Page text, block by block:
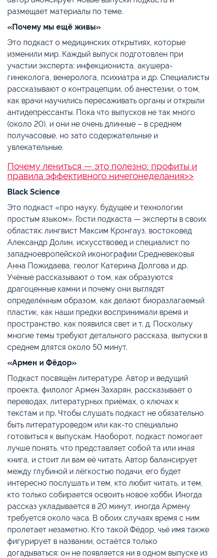
размещает материалы по теме.
«Почему мы ещё живы»
Это подкаст о медицинских открытиях, которые
изменили мир. Каждый выпуск подготовлен при
участии эксперта: инфекциониста, акушера-
гинеколога, венеролога, психиатра и др. Специалисты
рассказывают о контрацепции, об анестезии, о том,
как врачи научились пересаживать органы и открыли
антидепрессанты. Пока что выпусков не так много
(около 20), и они не очень длинные – в среднем
получасовые, но зато содержательные и
увлекательные.
Почему лениться — это полезно: профиты и
правила эффективного ничегонеделания>>
Black Science
Это подкаст «про науку, будущее и технологии
простым языком». Гости подкаста — эксперты в своих
областях: лингвист Максим Кронгауз, востоковед
Александр Долин, искусствовед и специалист по
западноевропейской иконографии Средневековья
Анна Пожидаева, геолог Катерина Долгова и др.
Учёные рассказывают о том, как образуются
драгоценные камни и почему они выглядят
определённым образом, как делают биоразлагаемый
пластик, как наши предки воспринимали время и
пространство, как появился свет и т. д. Поскольку
многие темы требуют детального рассказа, выпуски в
среднем длятся около 50 минут.
«Армен и Фёдор»
Подкаст посвящён литературе. Автор и ведущий
проекта, филолог Армен Захарян, рассказывает о
переводах, литературных приёмах, о ключах к
текстам и пр. Чтобы слушать подкаст не обязательно
быть литературоведом или как-то специально
готовиться к выпускам. Наоборот, подкаст помогает
лучше понять, что представляет собой та или иная
книга, и стоит ли вам её читать. Автор балансирует
между глубиной и лёгкостью подачи, его будет
интересно послушать и тем, кто любит читать, и тем,
кто только собирается освоить новое хобби. Иногда
рассказ укладывается в 20 минут, иногда Армену
требуется около часа. В обоих случаях время с ним
пролетает незаметно. Кто такой Фёдор, чьё имя также
фигурирует в названии, остаётся только
догадываться: он не появляется ни в одном выпуске из